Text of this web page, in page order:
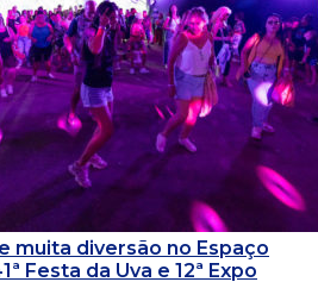
muita diversão no Espaço
Festa da Uva e 12ª Expo